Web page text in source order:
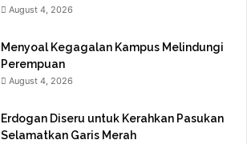
August 4, 2026
Menyoal Kegagalan Kampus Melindungi
Perempuan
August 4, 2026
Erdogan Diseru untuk Kerahkan Pasukan
Selamatkan Garis Merah